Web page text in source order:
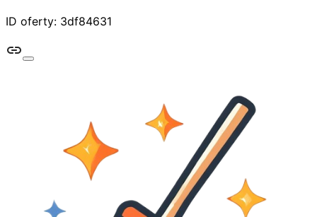
ID oferty: 3df84631